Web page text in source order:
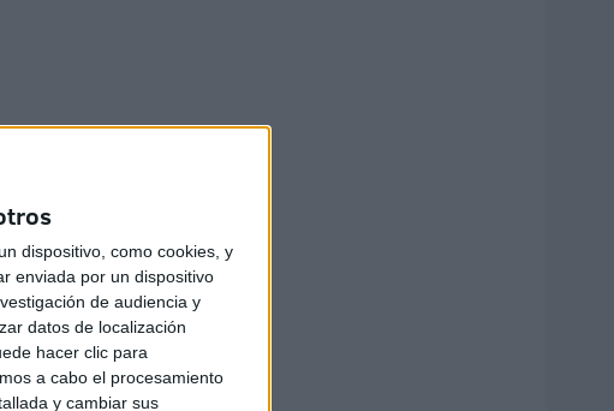
dispositivo, como cookies, y
enviada por un dispositivo
de audiencia y
datos de localización
hacer clic para
a cabo el procesamiento
y cambiar sus